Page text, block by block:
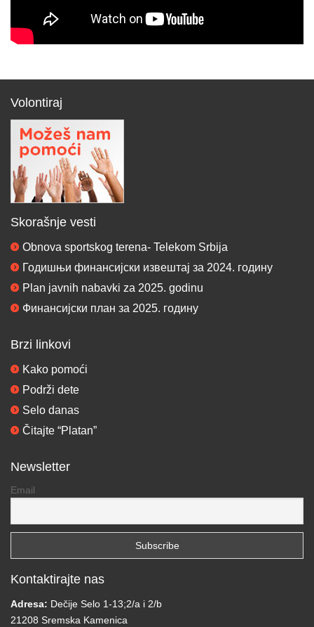
Volontiraj
Skorašnje vesti
Obnova sportskog terena- Telekom Srbija
Годишњи финансијски извештај за 2024. годину
Plan javnih nabavki za 2025. godinu
Финансијски план за 2025. годину
Brzi linkovi
Kako pomoći
Podrži dete
Selo danas
Čitajte “Platan”
Newsletter
Email
Kontaktirajte nas
Adresa: Dečije Selo 1-13;2/a i 2/b
21208 Sremska Kamenica